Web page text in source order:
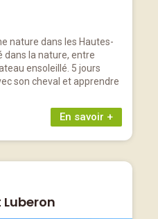
nature dans les Hautes-
dans la nature, entre
ensoleillé. 5 jours
son cheval et apprendre
En savoir +